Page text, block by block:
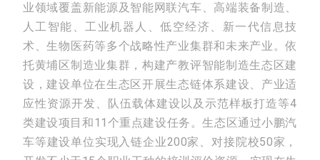
业领域覆盖新能源及智能网联汽车、高端装备制造、
人工智能、工业机器人、低空经济、新一代信息技
术、生物医药等多个战略性产业集群和未来产业。依
托黄埔区制造业集群，构建产教评智能制造生态区建
设，建设单位在生态区开展生态链体系建设、产业适
应性资源开发、队伍载体建设以及示范样板打造等4
类建设项目和11个重点建设任务。生态区通过小鹏汽
车等建设单位实现入链企业200家、对接院校50家，